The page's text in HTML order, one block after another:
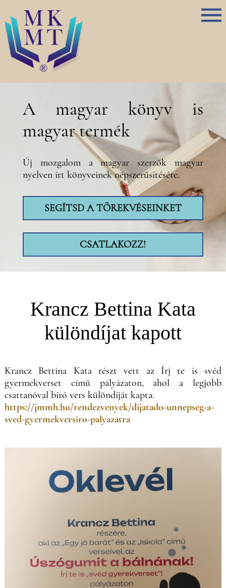
A magyar könyv is
magyar termék
Új mozgalom a magyar szerzők magyar
nyelven írt könyveinek népszerűsítésére.
SEGÍTSD A TÖREKVÉSEINKET
CSATLAKOZZ!
Krancz Bettina Kata
különdíjat kapott
Krancz Bettina Kata részt vett az Írj te is svéd
gyermekverset című pályázaton, ahol a legjobb
csattanóval bíró vers különdíját kapta.
https://jmmh.hu/rendezvenyek/dijatado-unnepseg-a-
sved-gyermekversiro-palyazatra